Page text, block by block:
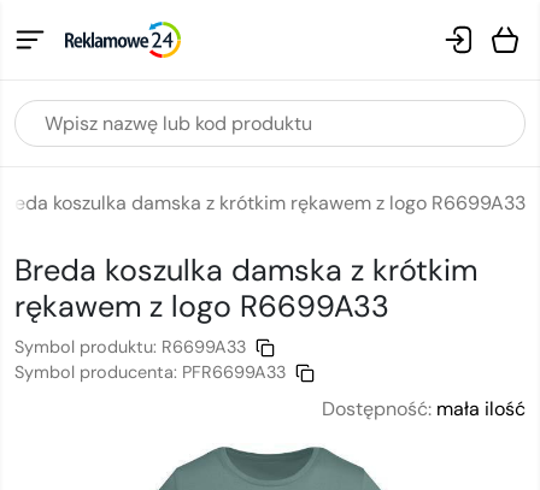
koszulka damska z krótkim rękawem z logo R6699A33
Breda koszulka damska z krótkim
rękawem z logo R6699A33
Symbol produktu: R6699A33
Symbol producenta: PFR6699A33
Dostępność: mała ilość